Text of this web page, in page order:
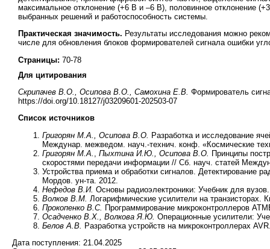
максимальное отклонение (+6 В и –6 В), половинное отклонение
выбранных решений и работоспособность системы.
Практическая значимость. Результаты исследования можно
числе для обновления блоков формирователей сигнала ошибки
Страницы: 70-78
Для цитирования
Скрипачев В.О., Осипова В.О., Самохина Е.В. Формирователь
https://doi.org/10.18127/j03209601-202503-07
Список источников
Григорян М.А., Осипова В.О. Разработка и исследование
Междунар. межведом. науч.-технич. конф. «Космические
Григорян М.А.
Пыхтина И.Ю., Осипова В.О. Принципы
скоростями передачи информации // Сб. науч. статей
Устройства приема и обработки сигналов. Детектирование
Мордов. ун-та. 2012.
Нефедов В.И. Основы радиоэлектроники: Учебник для
Волков В.М. Логарифмические усилители на транзисторах.
Прокопенко В.С. Программирование микроконтроллеров
Осадченко В.Х., Волкова Я.Ю. Операционные усилители:
Белов А.В. Разработка устройств на микроконтроллерах
Дата поступления: 21.04.2025